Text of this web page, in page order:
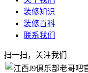
装修知识
装修百科
联系我们
扫一扫，关注我们